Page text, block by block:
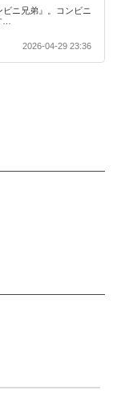
ニ兄弟』。コンビニ
…
2026-04-29 23:36